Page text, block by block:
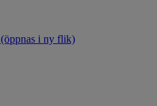
(öppnas i ny flik)